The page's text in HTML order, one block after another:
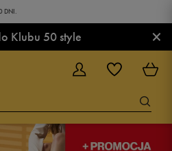
DNI.
Klubu 50 style ×